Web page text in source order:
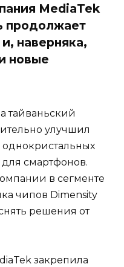
MediaTek
продолжает
наверняка,
новые
тайваньский
улучшил
смартфонов.
в сегменте
чипов Dimensity
решения от
закрепила